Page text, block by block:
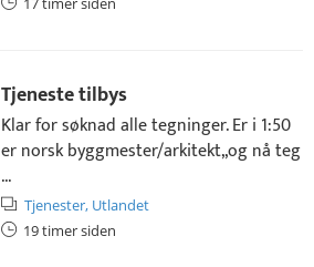
Tjeneste tilbys
Klar for søknad alle tegninger. Er i 1:50
er norsk byggmester/arkitekt,,og nå teg
...
Tjenester, Utlandet
19 timer siden